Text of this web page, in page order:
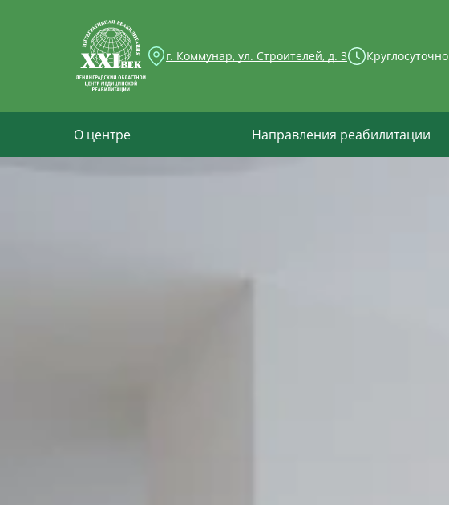
г. Коммунар, ул. Строителей, д. 3 Круглосуточно
О центре Направления реабилитации